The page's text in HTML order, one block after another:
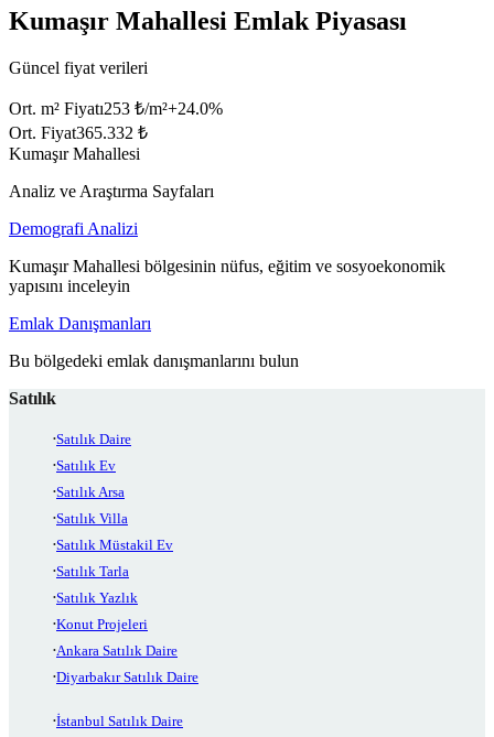
Kumaşır Mahallesi Emlak Piyasası
Güncel fiyat verileri
Ort. m² Fiyatı253 ₺/m²+24.0%
Ort. Fiyat365.332 ₺
Kumaşır Mahallesi
Analiz ve Araştırma Sayfaları
Demografi Analizi
Kumaşır Mahallesi bölgesinin nüfus, eğitim ve sosyoekonomik
yapısını inceleyin
Emlak Danışmanları
Bu bölgedeki emlak danışmanlarını bulun
Satılık
Satılık Daire
Satılık Ev
Satılık Arsa
Satılık Villa
Satılık Müstakil Ev
Satılık Tarla
Satılık Yazlık
Konut Projeleri
Ankara Satılık Daire
Diyarbakır Satılık Daire
İstanbul Satılık Daire